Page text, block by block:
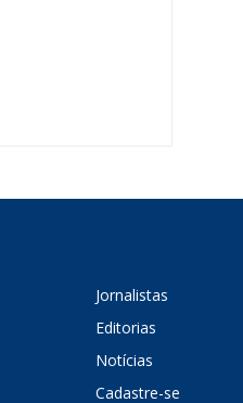
Jornalistas
Editorias
Notícias
Cadastre-se